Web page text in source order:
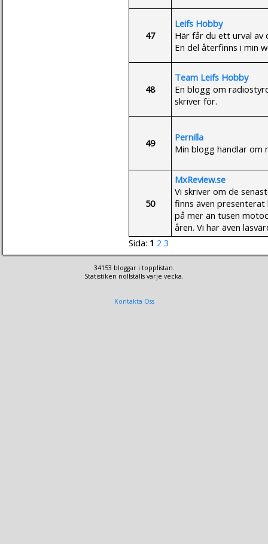
47
Leifs Hobby
Här får du ett urval av
En del återfinns i min
48
Team Leifs Hobby
En blogg om
skriver för.
49
Pernilla
Min blogg handlar om
50
MxReview.se
Vi skriver om de
finns även
på mer än tusen
åren. Vi har även
Sida: 1 2 3
34153 bloggar i topplistan.
Statistiken nollställs varje vecka.
Kontakta Oss